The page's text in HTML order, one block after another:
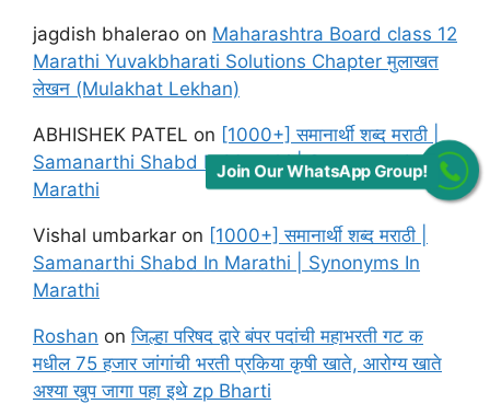
jagdish bhalerao on Maharashtra Board class 12
Marathi Yuvakbharati Solutions Chapter मुलाखत
लेखन (Mulakhat Lekhan)
ABHISHEK PATEL on [1000+] समानार्थी शब्द मराठी |
Samanarthi Shabd In Marathi | Synonyms In
Marathi
Vishal umbarkar on [1000+] समानार्थी शब्द मराठी |
Samanarthi Shabd In Marathi | Synonyms In
Marathi
Roshan onजिल्हा परिषद द्वारे बंपर पदांची महाभरती गट क
मधील 75 हजार जांगांची भरती प्रकिया कृषी खाते, आरोग्य खाते
अश्या खुप जागा पहा इथे zp Bharti
Join Our WhatsApp Group!